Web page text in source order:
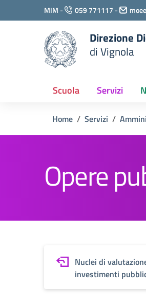
Vai ai contenuti
Vai al menu di navigazione
Vai al footer
MIM - 059 771117 -
Direzione
di Vignola
Scuola Servizi
Home Servizi
Opere
Nuclei di
investimenti